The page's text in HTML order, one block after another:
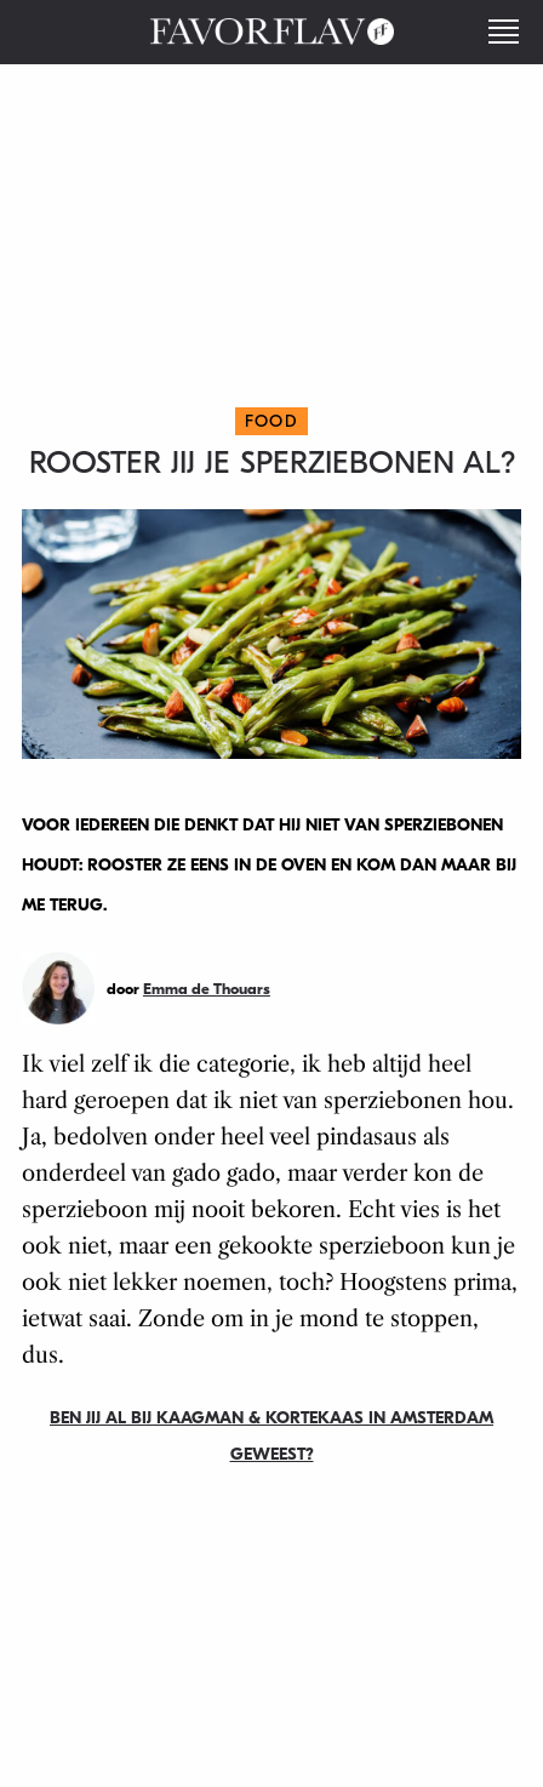
FOOD
ROOSTER JIJ JE SPERZIEBONEN AL?
VOOR IEDEREEN DIE DENKT DAT HIJ NIET VAN SPERZIEBONEN
HOUDT: ROOSTER ZE EENS IN DE OVEN EN KOM DAN MAAR BIJ
ME TERUG.
door Emma de Thouars
Ik viel zelf ik die categorie, ik heb altijd heel
hard geroepen dat ik niet van sperziebonen hou.
Ja, bedolven onder heel veel pindasaus als
onderdeel van gado gado, maar verder kon de
sperzieboon mij nooit bekoren. Echt vies is het
ook niet, maar een gekookte sperzieboon kun je
ook niet lekker noemen, toch? Hoogstens prima,
ietwat saai. Zonde om in je mond te stoppen,
dus.
BEN JIJ AL BIJ KAAGMAN & KORTEKAAS IN AMSTERDAM
GEWEEST?